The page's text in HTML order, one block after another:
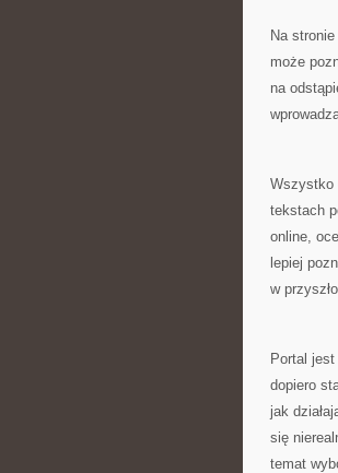
Na
może
na
Wszystko
tekstach
online,
lepiej
w
Portal
dopiero
jak
się
temat